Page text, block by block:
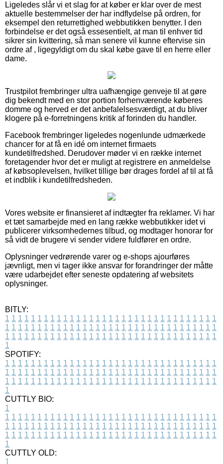
Ligeledes slår vi et slag for at køber er klar over de mest
aktuelle bestemmelser der har indflydelse på ordren, for
eksempel den returrettighed webbutikken benytter. I den
forbindelse er det også essesentielt, at man til enhver tid
sikrer sin kvittering, så man senere vil kunne eftervise sin
ordre af , ligegyldigt om du skal købe gave til en herre eller
dame.
Trustpilot frembringer ultra uafhængige genveje til at gøre
dig bekendt med en stor portion forhenværende køberes
domme og herved er det anbefalelsesværdigt, at du bliver
klogere på e-forretningens kritik af forinden du handler.
Facebook frembringer ligeledes nogenlunde udmærkede
chancer for at få en idé om internet firmaets
kundetilfredshed. Derudover møder vi en række internet
foretagender hvor det er muligt at registrere en anmeldelse
af købsoplevelsen, hvilket tillige bør drages fordel af til at få
et indblik i kundetilfredsheden.
Vores website er finansieret af indtægter fra reklamer. Vi har
et tæt samarbejde med en lang række webbutikker idet vi
publicerer virksomhedernes tilbud, og modtager honorar for
så vidt de brugere vi sender videre fuldfører en ordre.
Oplysninger vedrørende varer og e-shops ajourføres
jævnligt, men vi tager ikke ansvar for forandringer der måtte
være udarbejdet efter seneste opdatering af websitets
oplysninger.
BITLY:
1 1 1 1 1 1 1 1 1 1 1 1 1 1 1 1 1 1 1 1 1 1 1 1 1 1 1 1 1 1 1 1 1
1 1 1 1 1 1 1 1 1 1 1 1 1 1 1 1 1 1 1 1 1 1 1 1 1 1 1 1 1 1 1 1 1
1 1 1 1 1 1 1 1 1 1 1 1 1 1 1 1 1 1 1 1 1 1 1 1 1 1 1 1 1 1 1 1 1
1
SPOTIFY:
1 1 1 1 1 1 1 1 1 1 1 1 1 1 1 1 1 1 1 1 1 1 1 1 1 1 1 1 1 1 1 1 1
1 1 1 1 1 1 1 1 1 1 1 1 1 1 1 1 1 1 1 1 1 1 1 1 1 1 1 1 1 1 1 1 1
1 1 1 1 1 1 1 1 1 1 1 1 1 1 1 1 1 1 1 1 1 1 1 1 1 1 1 1 1 1 1 1 1
1
CUTTLY BIO:
1
1 1 1 1 1 1 1 1 1 1 1 1 1 1 1 1 1 1 1 1 1 1 1 1 1 1 1 1 1 1 1 1 1
1 1 1 1 1 1 1 1 1 1 1 1 1 1 1 1 1 1 1 1 1 1 1 1 1 1 1 1 1 1 1 1 1
1 1 1 1 1 1 1 1 1 1 1 1 1 1 1 1 1 1 1 1 1 1 1 1 1 1 1 1 1 1 1 1 1
1
CUTTLY OLD:
1